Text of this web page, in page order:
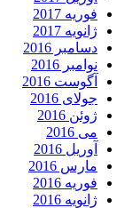
فوریه 2017
ژانویه 2017
دسامبر 2016
نوامبر 2016
آگوست 2016
جولای 2016
ژوئن 2016
می 2016
آوریل 2016
مارس 2016
فوریه 2016
ژانویه 2016